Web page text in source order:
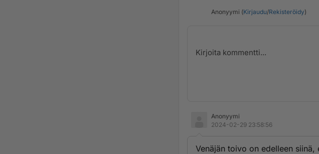
Anonyymi (Kirjaudu/Rekisteröidy)
Anonyymi
2024-02-29 23:58:56
Venäjän toivo on edelleen